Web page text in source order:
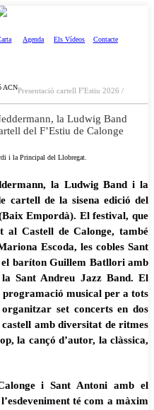
Agenda Els Vídeos Contacte
Presentació cartell F'Estiu 2026 /
la Ludwig Band
del F’Estiu de Calonge
i la Principal del Llobregat.
la Ludwig Band i la
cartell de la sisena edició del
Empordà). El festival, que
al Castell de Calonge, també
Escoda, les cobles Sant
baríton Guillem Batllori amb
Sant Andreu Jazz Band. El
programació musical per a tots
set concerts en dos
castell amb diversitat de ritmes
la cançó d’autor, la clàssica,
i Sant Antoni amb el
té com a màxim